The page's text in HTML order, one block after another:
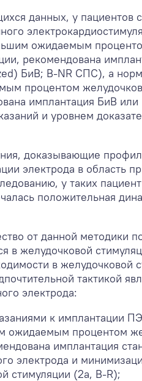
данных, у пациентов
ожидаемым
рекомендована
БиВ; B-NR СПС), а
процентом
имплантация БиВ
и уровнем
доказывающие
электрода в область
у таких
положительная
от данной методики
в желудочковой
в желудочковой
тактикой
электрода:
к имплантации
ожидаемым процентом
имплантация
электрода и
стимуляции (2a, B-R);